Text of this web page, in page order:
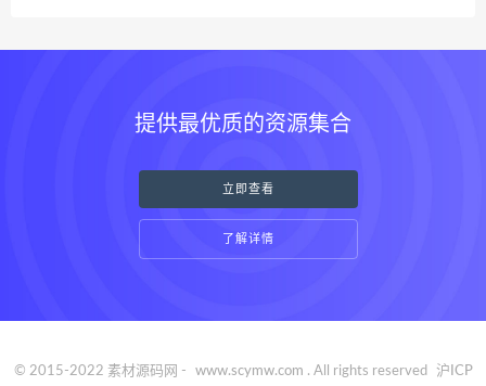
提供最优质的资源集合
立即查看
了解详情
© 2015-2022 素材源码网 - www.scymw.com . All rights reserved 沪ICP